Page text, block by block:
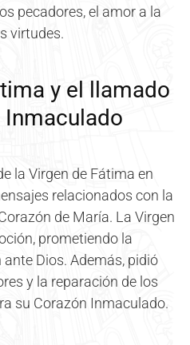
pecadores, el amor a la
virtudes.
y el llamado
la Virgen de Fátima en
relacionados con la
de María. La Virgen
prometiendo la
Dios. Además, pidió
y la reparación de los
su Corazón Inmaculado.